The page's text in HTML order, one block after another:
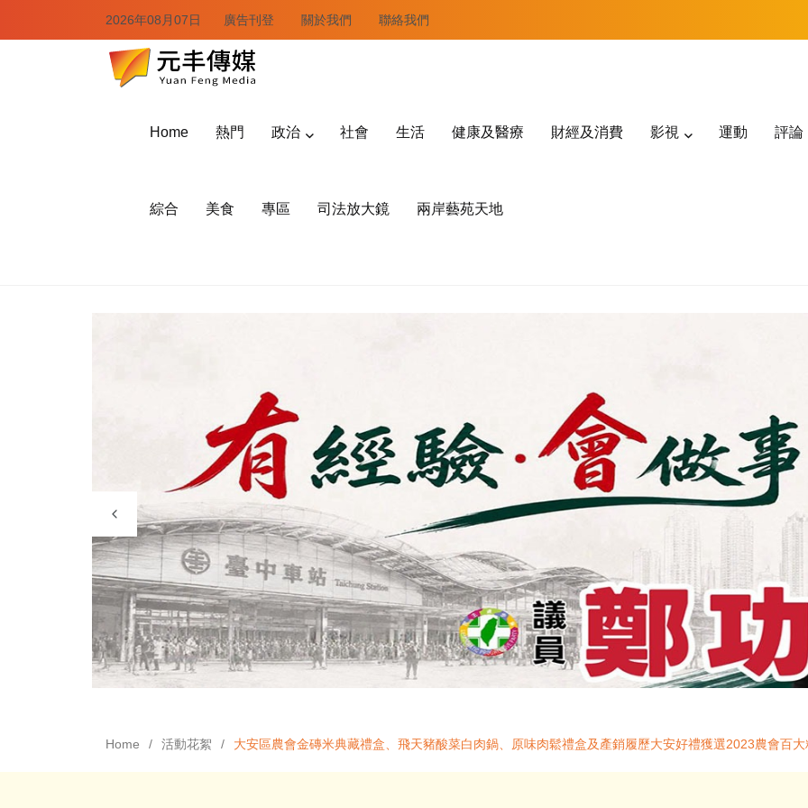
2026年08月07日 廣告刊登 關於我們 聯絡我們
Home 熱門 政治 社會 生活 健康及醫療 財經及消費 影視 運動 評論
綜合 美食 專區 司法放大鏡 兩岸藝苑天地
Home 活動花絮 大安區農會金磚米典藏禮盒、飛天豬酸菜白肉鍋、原味肉鬆禮盒及產銷履歷大安好禮獲選2023農會百大